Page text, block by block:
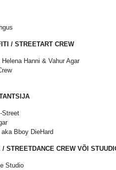
/ STREETART CREW
Hanni & Vahur Agar
Street
Bboy DieHard
/ STREETDANCE CREW VÕI
Studio